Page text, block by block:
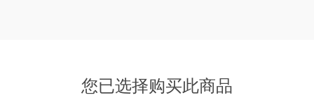
您已选择购买此商品